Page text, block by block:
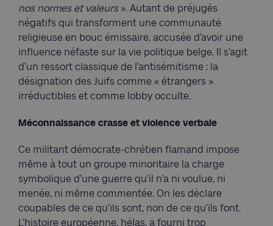
nos normes et valeurs ». Autant de préjugés
négatifs qui transforment une communauté
religieuse en bouc émissaire, accusée d’avoir une
influence néfaste sur la vie politique belge. Il s’agit
d’un ressort classique de l’antisémitisme : la
désignation des Juifs comme « étrangers »
irréductibles et comme lobby occulte.
Méconnaissance crasse et violence verbale
Ce militant démocrate-chrétien flamand impose
même à tout un groupe minoritaire la charge
symbolique d’une guerre qu’il n’a ni voulue, ni
menée, ni même commentée. On les déclare
coupables de ce qu’ils sont, non de ce qu’ils font.
L’histoire européenne, hélas, a fourni trop